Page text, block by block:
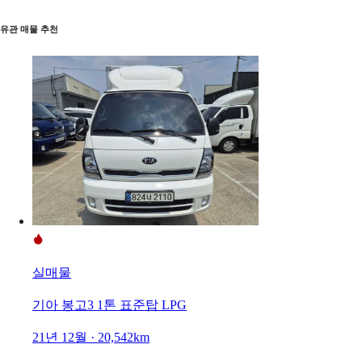
유관 매물 추천
실매물
기아 봉고3 1톤 표준탑 LPG
21년 12월 · 20,542km